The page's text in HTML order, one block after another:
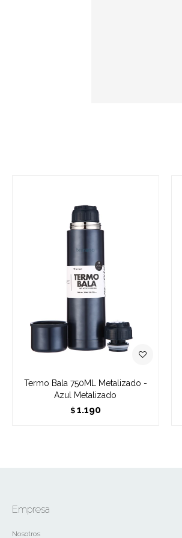
Termo Bala 750ML Metalizado -
Azul Metalizado
$ 1.190
Empresa
Nosotros